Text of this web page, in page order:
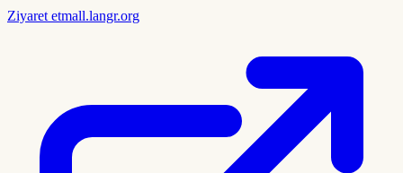
Ziyaret etmall.langr.org